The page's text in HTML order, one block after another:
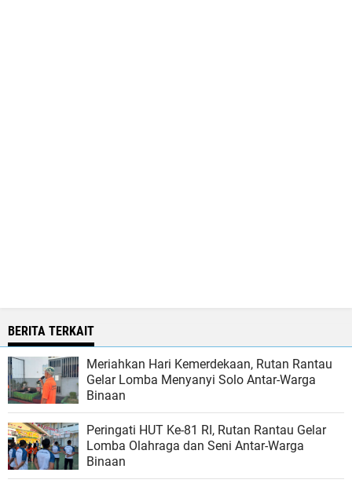
BERITA TERKAIT
Meriahkan Hari Kemerdekaan, Rutan Rantau
Gelar Lomba Menyanyi Solo Antar-Warga
Binaan
Peringati HUT Ke-81 RI, Rutan Rantau Gelar
Lomba Olahraga dan Seni Antar-Warga
Binaan